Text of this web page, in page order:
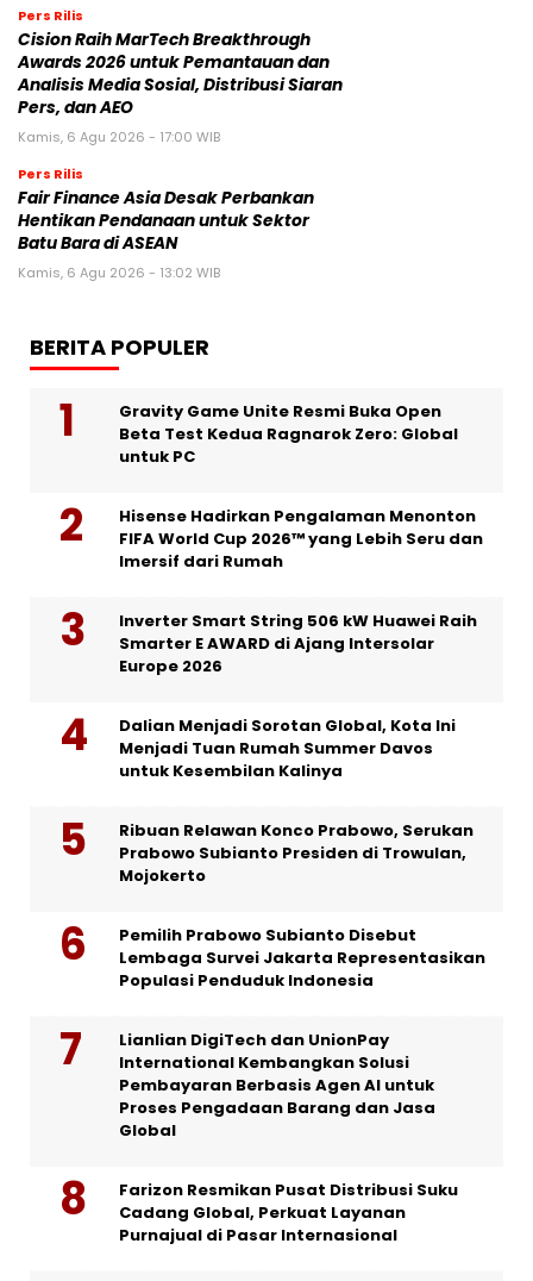
Pers Rilis
Cision Raih MarTech Breakthrough
Awards 2026 untuk Pemantauan dan
Analisis Media Sosial, Distribusi Siaran
Pers, dan AEO
Kamis, 6 Agu 2026 - 17:00 WIB
Pers Rilis
Fair Finance Asia Desak Perbankan
Hentikan Pendanaan untuk Sektor
Batu Bara di ASEAN
Kamis, 6 Agu 2026 - 13:02 WIB
BERITA POPULER
Gravity Game Unite Resmi Buka Open
Beta Test Kedua Ragnarok Zero: Global
untuk PC
Hisense Hadirkan Pengalaman Menonton
FIFA World Cup 2026™ yang Lebih Seru dan
Imersif dari Rumah
Inverter Smart String 506 kW Huawei Raih
Smarter E AWARD di Ajang Intersolar
Europe 2026
Dalian Menjadi Sorotan Global, Kota Ini
Menjadi Tuan Rumah Summer Davos
untuk Kesembilan Kalinya
Ribuan Relawan Konco Prabowo, Serukan
Prabowo Subianto Presiden di Trowulan,
Mojokerto
Pemilih Prabowo Subianto Disebut
Lembaga Survei Jakarta Representasikan
Populasi Penduduk Indonesia
Lianlian DigiTech dan UnionPay
International Kembangkan Solusi
Pembayaran Berbasis Agen AI untuk
Proses Pengadaan Barang dan Jasa
Global
Farizon Resmikan Pusat Distribusi Suku
Cadang Global, Perkuat Layanan
Purnajual di Pasar Internasional